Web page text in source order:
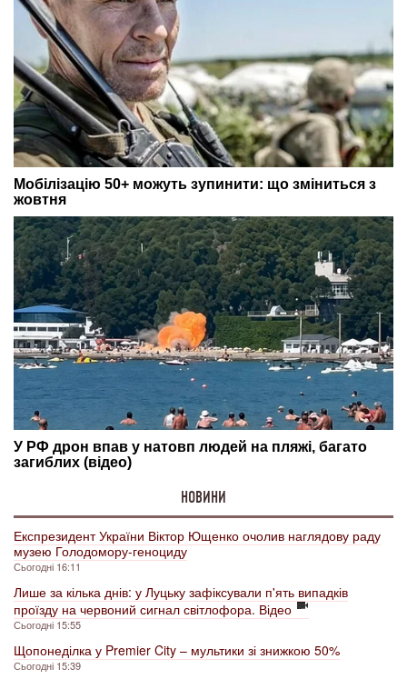
НОВИНИ
Експрезидент України Віктор Ющенко очолив наглядову раду
музею Голодомору-геноциду
Сьогодні 16:11
Лише за кілька днів: у Луцьку зафіксували п'ять випадків
проїзду на червоний сигнал світлофора. Відео
Сьогодні 15:55
Щопонеділка у Premier City – мультики зі знижкою 50%
Сьогодні 15:39